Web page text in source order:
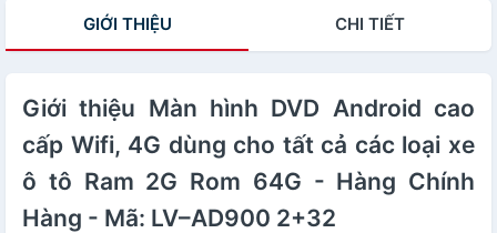
- Mã: LV–AD900
GIỚI THIỆU CHI TIẾT
Giới thiệu Màn hình DVD Android cao
cấp Wifi, 4G dùng cho tất cả các loại xe
ô tô Ram 2G Rom 64G - Hàng Chính
Hàng - Mã: LV–AD900 2+32